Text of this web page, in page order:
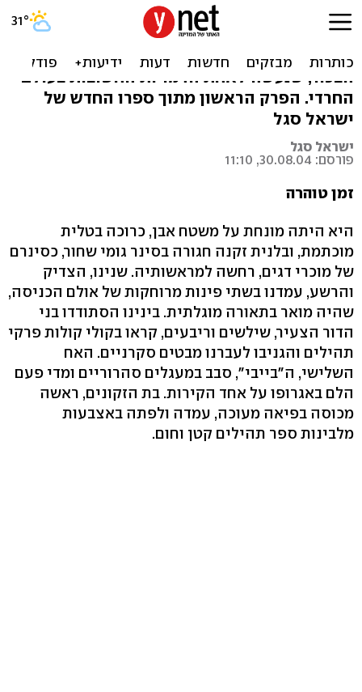
וכי נחש ממית?
איש תקשורת בכיר פוגש בלווית אמו את אחיו
הבכור, שנעשה לאחת הדמויות החשובות בעולם
החרדי. הפרק הראשון מתוך ספרו החדש של
ישראל סגל
ישראל סגל
פורסם: 30.08.04, 11:10
זמן טוהרה
היא היתה מונחת על משטח אבן, כרוכה בטלית
מוכתמת, ובלנית זקנה חגורה בסינר גומי שחור, כסינרם
של מוכרי דגים, רחשה למראשותיה. שנינו, הצדיק
והרשע, עמדנו בשתי פינות מרוחקות של אולם הכניסה,
שהיה מואר בתאורה מוגלתית. בינינו הסתודדו בני
הדור הצעיר, שילשים וריבעים, קראו בקולי קולות פרקי
תהילים והגניבו לעברנו מבטים סקרניים. האח
השלישי, ה"בייבי", סבב במעגלים סהרוריים ומדי פעם
הלם באגרופו על אחד הקירות. בת הזקונים, ראשה
מכוסה בפיאה מעוכה, עמדה ולפתה באצבעות
מלבינות ספר תהילים קטן וחום.